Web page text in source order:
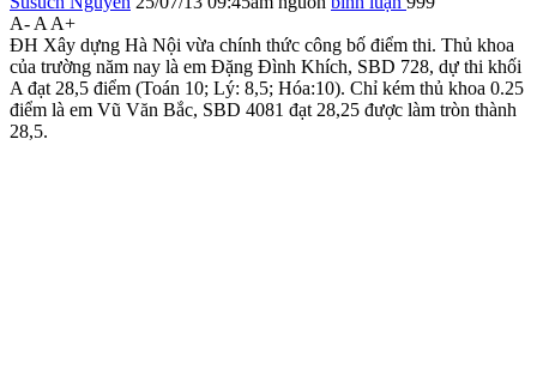
A- A A+
ĐH Xây dựng Hà Nội vừa chính thức công bố điểm thi. Thủ khoa
của trường năm nay là em Đặng Đình Khích, SBD 728, dự thi khối
A đạt 28,5 điểm (Toán 10; Lý: 8,5; Hóa:10). Chỉ kém thủ khoa 0.25
điểm là em Vũ Văn Bắc, SBD 4081 đạt 28,25 được làm tròn thành
28,5.